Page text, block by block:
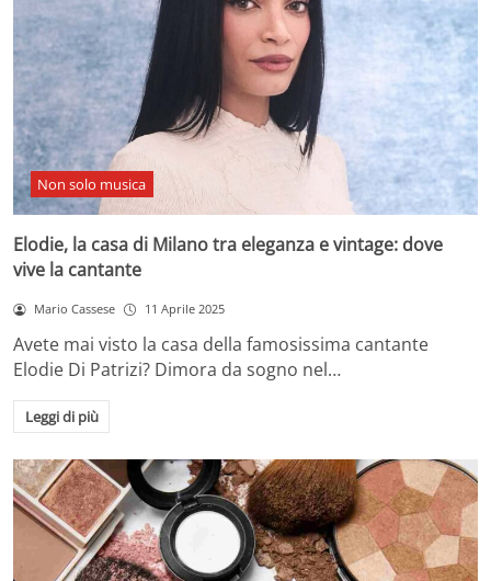
Non solo musica
Elodie, la casa di Milano tra eleganza e vintage: dove
vive la cantante
Mario Cassese 11 Aprile 2025
Avete mai visto la casa della famosissima cantante
Elodie Di Patrizi? Dimora da sogno nel…
Leggi di più